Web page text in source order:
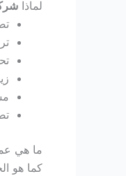
لماذا
ما هي
كما هو